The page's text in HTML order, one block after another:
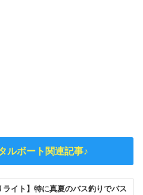
ルボート関連記事♪
ライト】特に真夏のバス釣りでバス